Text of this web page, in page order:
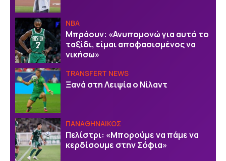
NBA
Μπράουν: «Ανυπομονώ για αυτό το
ταξίδι, είμαι αποφασισμένος να
νικήσω»
TRANSFERT NEWS
Ξανά στη Λειψία ο Νίλαντ
ΠΑΝΑΘΗΝΑΙΚΟΣ
Πελίστρι: «Μπορούμε να πάμε να
κερδίσουμε στην Σόφια»